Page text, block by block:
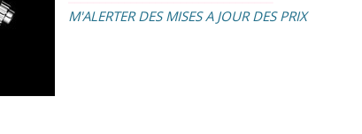
M'ALERTER DES MISES A JOUR DES PRIX